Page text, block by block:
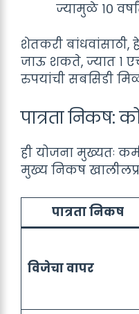
ज्यामुळे १०
शेतकरी
जाऊ शकते, ज्यात १
रुपयांची सबसिडी
पात्रता निकष:
ही योजना मुख्यतः
मुख्य निकष
पात्रता निकष
विजेचा वापर